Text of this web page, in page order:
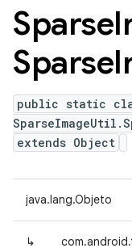
Sparse
Sparse
public static
extends Object
java.lang.Objeto
↳